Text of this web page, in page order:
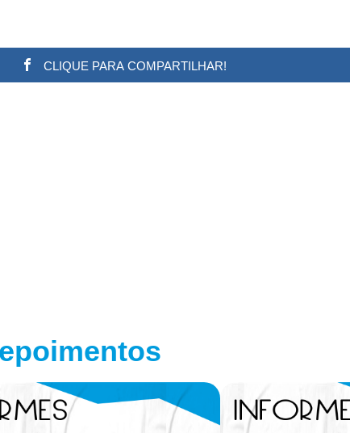
CLIQUE PARA COMPARTILHAR!